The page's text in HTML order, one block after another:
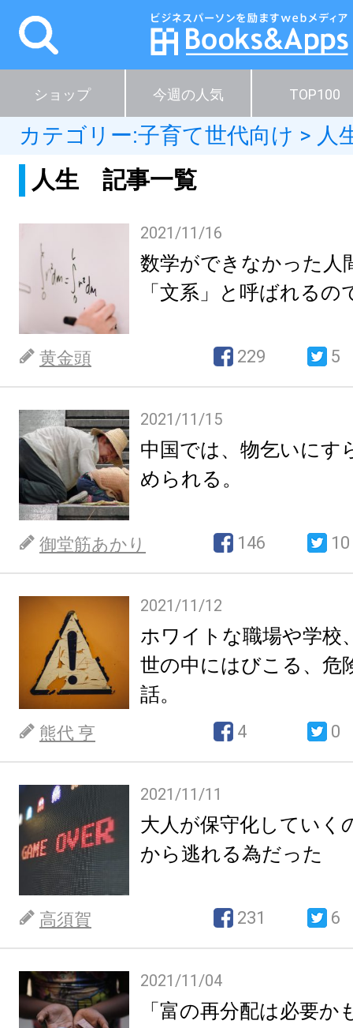
ショップ 今週の人気 TOP100
カテゴリー:子育て世代向け > 人
人生 記事一覧
2021/11/16
数学ができなかった人
「文系」と呼ばれる
黄金頭 229 5
2021/11/15
中国では、物乞いにす
められる。
御堂筋あかり 146 10
2021/11/12
ホワイトな職場や学校
世の中にはびこる、危
話。
熊代 亨 4 0
2021/11/11
大人が保守化していく
から逃れる為だった
高須賀 231 6
2021/11/04
「富の再分配は必要か